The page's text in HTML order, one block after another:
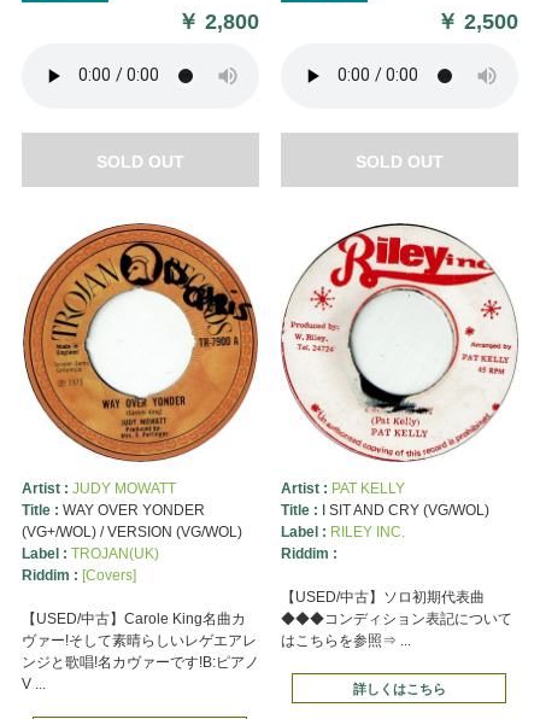
￥2,800
SOLD OUT
￥2,500
SOLD OUT
Artist : JUDY MOWATT
Title : WAY OVER YONDER
(VG+/WOL) / VERSION (VG/WOL)
Label : TROJAN(UK)
Riddim : [Covers]
【USED/中古】Carole King名曲カ
ヴァー!そして素晴らしいレゲエアレ
ンジと歌唱!名カヴァーです!B:ピアノ
V ...
Artist : PAT KELLY
Title : I SIT AND CRY (VG/WOL)
Label : RILEY INC.
Riddim :
【USED/中古】ソロ初期代表曲
◆◆◆コンディション表記について
はこちらを参照⇒ ...
詳しくはこちら